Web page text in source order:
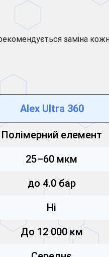
заміна
Alex Ultra 360
Полімерний елемент
25–60 мкм
до 4.0 бар
Ні
До 12 000 км